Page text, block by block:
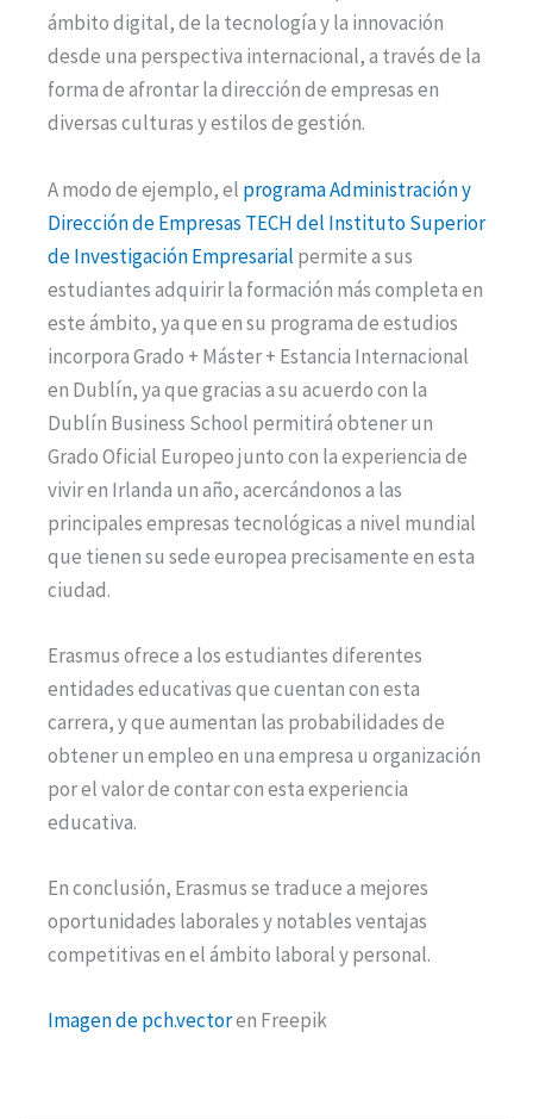
ámbito digital, de la tecnología y la innovación
desde una perspectiva internacional, a través de la
forma de afrontar la dirección de empresas en
diversas culturas y estilos de gestión.
A modo de ejemplo, el programa Administración y
Dirección de Empresas TECH del Instituto Superior
de Investigación Empresarial permite a sus
estudiantes adquirir la formación más completa en
este ámbito, ya que en su programa de estudios
incorpora Grado + Máster + Estancia Internacional
en Dublín, ya que gracias a su acuerdo con la
Dublín Business School permitirá obtener un
Grado Oficial Europeo junto con la experiencia de
vivir en Irlanda un año, acercándonos a las
principales empresas tecnológicas a nivel mundial
que tienen su sede europea precisamente en esta
ciudad.
Erasmus ofrece a los estudiantes diferentes
entidades educativas que cuentan con esta
carrera, y que aumentan las probabilidades de
obtener un empleo en una empresa u organización
por el valor de contar con esta experiencia
educativa.
En conclusión, Erasmus se traduce a mejores
oportunidades laborales y notables ventajas
competitivas en el ámbito laboral y personal.
Imagen de pch.vectoren Freepik